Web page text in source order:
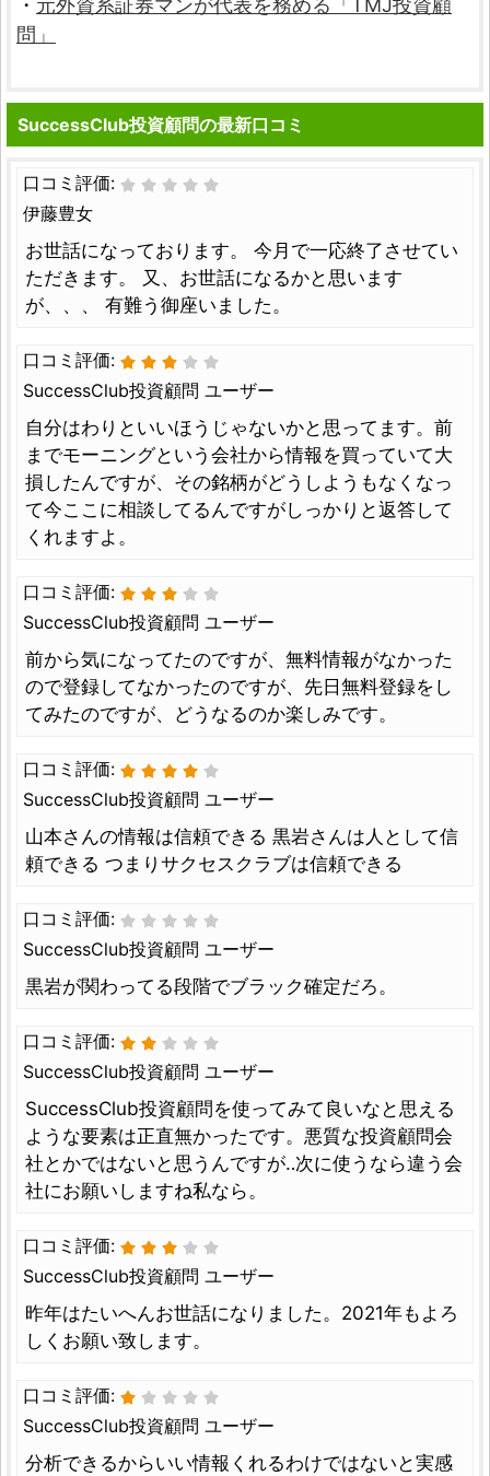
・ 元外資系証券マンが代表を務める「TMJ投資顧
問」
SuccessClub投資顧問の最新口コミ
口コミ評価:
伊藤豊女
お世話になっております。 今月で一応終了させてい
ただきます。 又、お世話になるかと思います
が、、、 有難う御座いました。
口コミ評価:
SuccessClub投資顧問 ユーザー
自分はわりといいほうじゃないかと思ってます。前
までモーニングという会社から情報を買っていて大
損したんですが、その銘柄がどうしようもなくなっ
て今ここに相談してるんですがしっかりと返答して
くれますよ。
口コミ評価:
SuccessClub投資顧問 ユーザー
前から気になってたのですが、無料情報がなかった
ので登録してなかったのですが、先日無料登録をし
てみたのですが、どうなるのか楽しみです。
口コミ評価:
SuccessClub投資顧問 ユーザー
山本さんの情報は信頼できる 黒岩さんは人として信
頼できる つまりサクセスクラブは信頼できる
口コミ評価:
SuccessClub投資顧問 ユーザー
黒岩が関わってる段階でブラック確定だろ。
口コミ評価:
SuccessClub投資顧問 ユーザー
SuccessClub投資顧問を使ってみて良いなと思える
ような要素は正直無かったです。悪質な投資顧問会
社とかではないと思うんですが‥次に使うなら違う会
社にお願いしますね私なら。
口コミ評価:
SuccessClub投資顧問 ユーザー
昨年はたいへんお世話になりました。2021年もよろ
しくお願い致します。
口コミ評価:
SuccessClub投資顧問 ユーザー
分析できるからいい情報くれるわけではないと実感